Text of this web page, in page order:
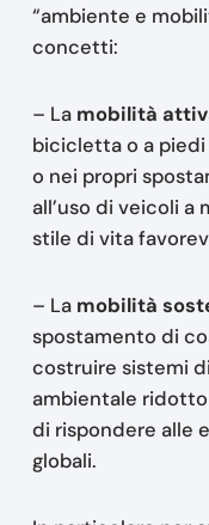
“ambiente e
concetti:
– La mobilità
bicicletta o a piedi
o nei propri
all’uso di veicoli
stile di vita
– La mobilità
spostamento di
costruire sistemi
ambientale ridotto
di rispondere alle
globali.